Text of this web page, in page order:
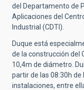
del Departamento de
Aplicaciones del
Industrial (CDTI).
Duque está
de la construcción del
10,4m de diámetro.
partir de las 08:30h
instalaciones, entre